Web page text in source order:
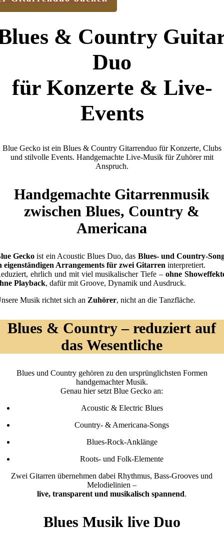
& Country
Duo
für Konzerte & Live-
Events
Blue Gecko ist ein Blues & Country Gitarrenduo für Konzerte, Clubs
und stilvolle Events. Handgemachte Live-Musik für Zuhörer mit
Anspruch.
Handgemachte Gitarrenmusik
zwischen Blues, Country &
Americana
Gecko ist ein Acoustic Blues Duo, das Blues- und Country-
eigenständigen Arrangements für zwei Gitarren interpretiert.
ehrlich und mit viel musikalischer Tiefe –ohne
Playback, dafür mit Groove, Dynamik und Ausdruck.
Musik richtet sich an Zuhörer, nicht an die Tanzfläche.
Blues & Country – reduziert auf
das Wesentliche
Blues und Country gehören zu den ursprünglichsten Formen
handgemachter Musik.
Genau hier setzt Blue Gecko an:
Acoustic & Electric Blues
Country- & Americana-Songs
Blues-Rock-Anklänge
Roots- und Folk-Elemente
Zwei Gitarren übernehmen dabei Rhythmus, Bass-Grooves und
Melodielinien –
live, transparent und musikalisch spannend.
Blues Musik live Duo